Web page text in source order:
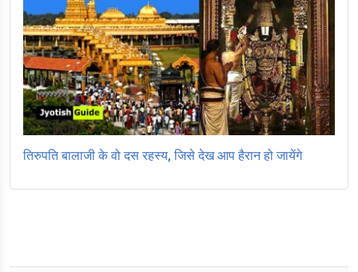
तिरुपति बालाजी के वो दस रहस्य, जिसे देख आप हैरान हो जायेंगे